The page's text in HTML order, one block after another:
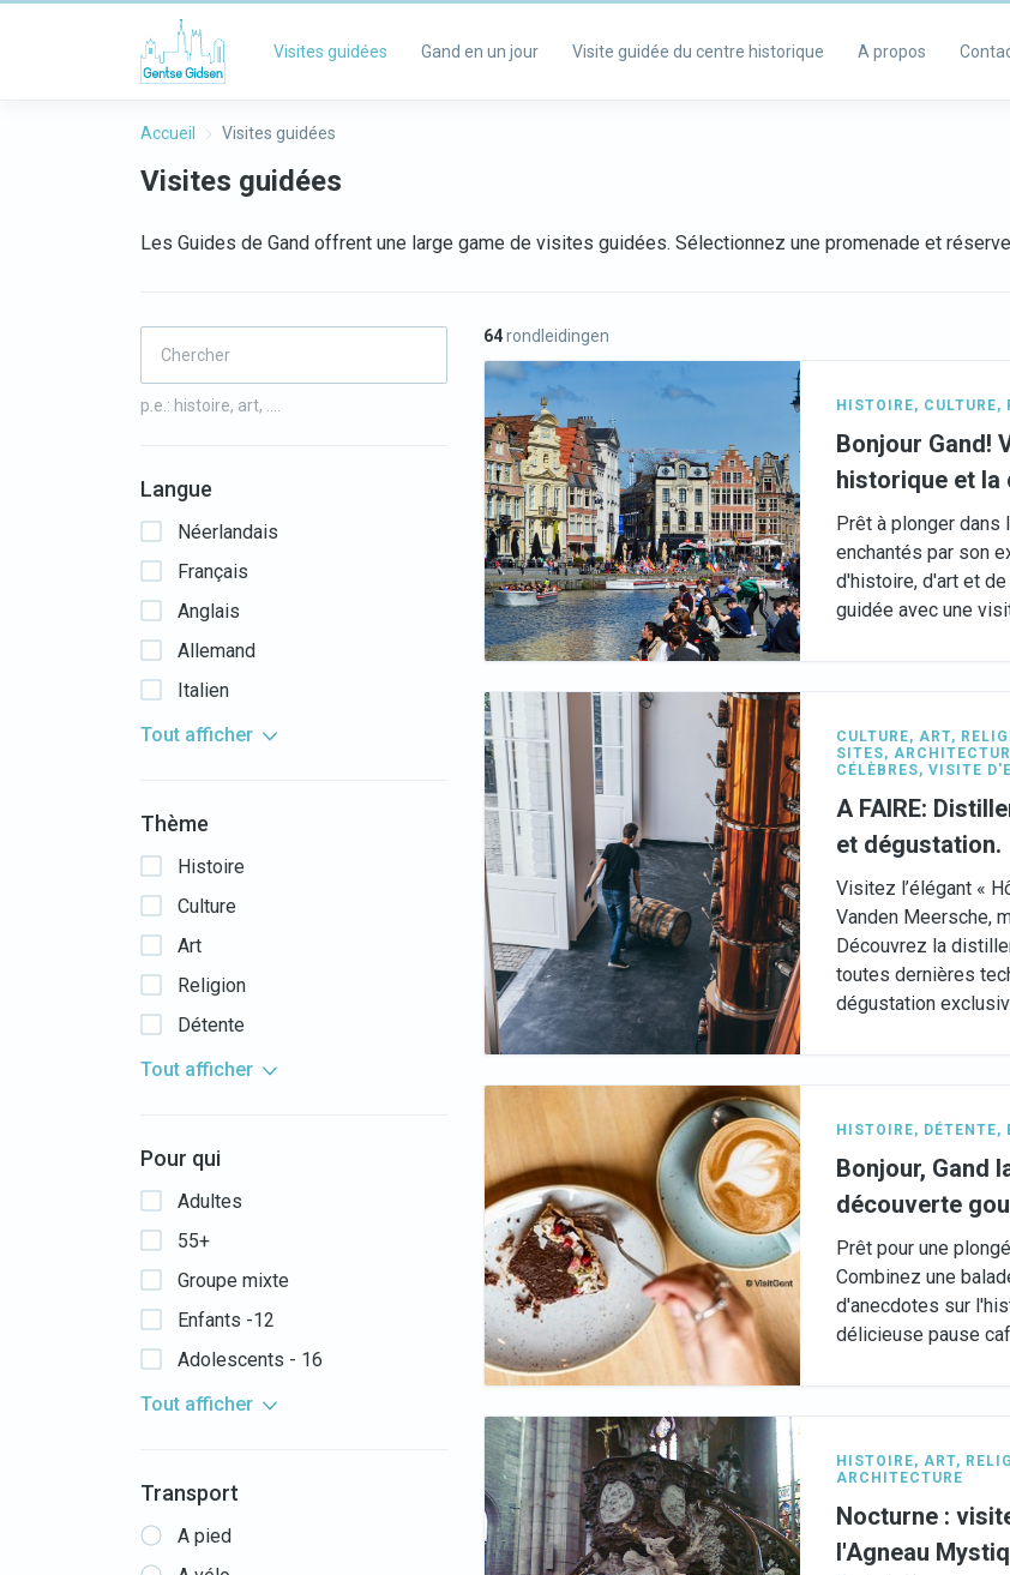
Visites guidées Gand en un jour Visite guidée du centre historique A propos
Accueil Visites guidées
Visites guidées
Les Guides de Gand offrent une large game de visites guidées. Sélectionnez une promenade et
p.e.: histoire, art, ….
Langue
Néerlandais
Français
Anglais
Allemand
Italien
Tout afficher
Thème
Histoire
Culture
Art
Religion
Détente
Tout afficher
Pour qui
Adultes
55+
Groupe mixte
Enfants -12
Adolescents - 16
Tout afficher
Transport
A pied
64rondleidingen
HISTOIRE, CULTURE,
Bonjour Gand!
historique et la
Prêt à plonger
enchantés par son
d'histoire, d'art et
guidée avec une
CULTURE, ART,
SITES,
CÉLÈBRES, VISITE
A FAIRE:
et dégustation.
Visitez l’élégant «
Vanden Meersche,
Découvrez la
toutes dernières
dégustation
HISTOIRE, DÉTENTE,
Bonjour, Gand
découverte
Prêt pour une
Combinez une
d'anecdotes sur
délicieuse pause
HISTOIRE, ART,
ARCHITECTURE
Nocturne :
l'Agneau